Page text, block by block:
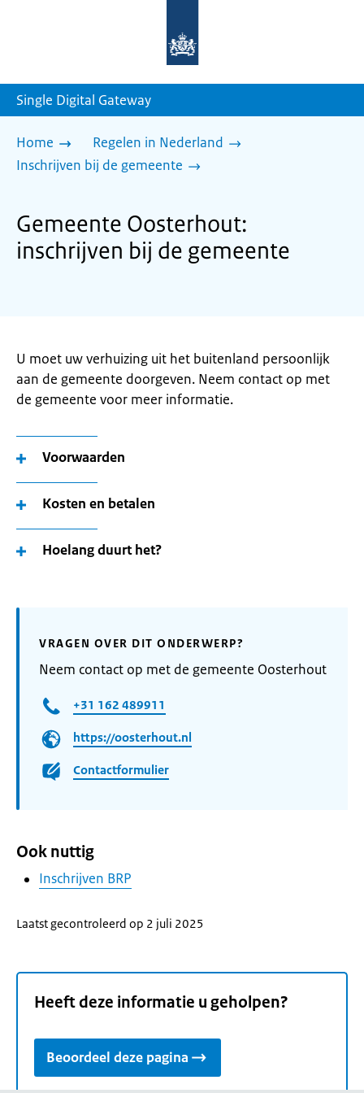
homepage
Single Digital Gateway
Home
Regelen in Nederland
Inschrijven bij de gemeente
Gemeente Oosterhout:
inschrijven bij de gemeente
U moet uw verhuizing uit het buitenland persoonlijk
aan de gemeente doorgeven. Neem contact op met
de gemeente voor meer informatie.
Voorwaarden
Kosten en betalen
Hoelang duurt het?
VRAGEN OVER DIT ONDERWERP?
Neem contact op met de gemeente Oosterhout
+31 162 489911
https://oosterhout.nl
Contactformulier
Ook nuttig
Inschrijven BRP
Laatst gecontroleerd op 2 juli 2025
Heeft deze informatie u geholpen?
Beoordeel deze pagina